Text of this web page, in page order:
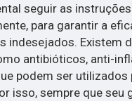
seguir as
para garantir a
indesejados. Existem
antibióticos, anti-
podem ser
isso, sempre que